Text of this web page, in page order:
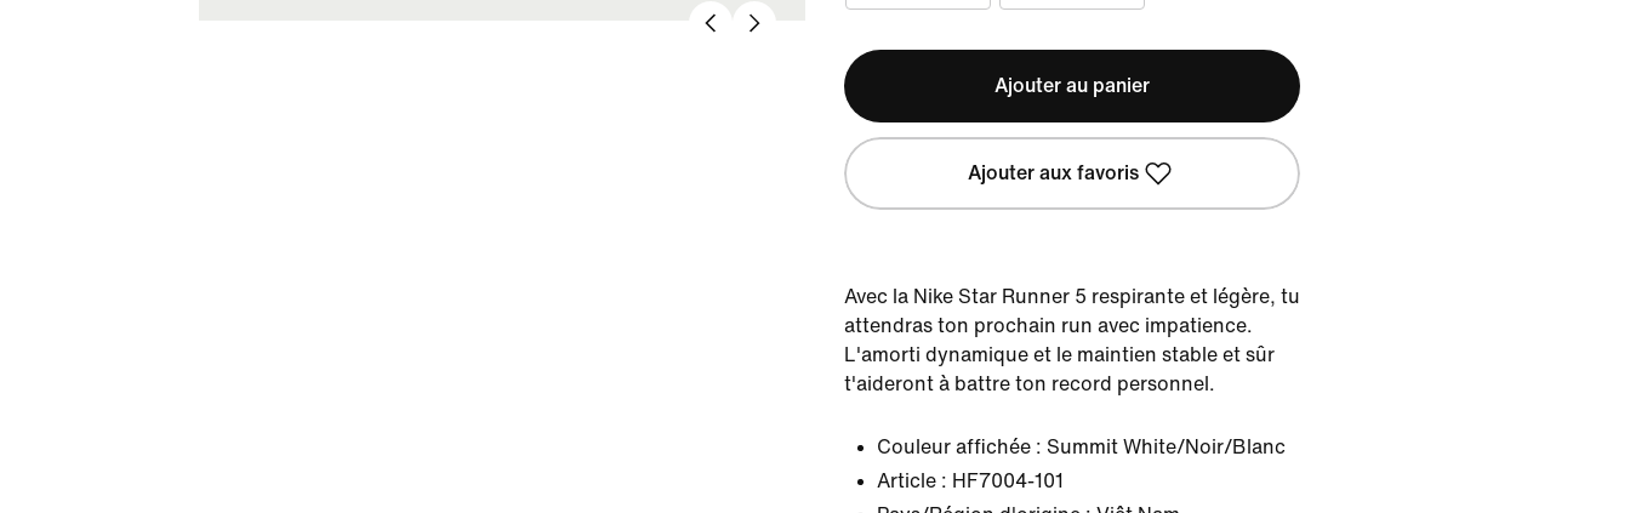
Ajouter au panier
Ajouter aux favoris
Avec la Nike Star Runner 5 respirante et légère, tu
attendras ton prochain run avec impatience.
L'amorti dynamique et le maintien stable et sûr
t'aideront à battre ton record personnel.
Couleur affichée : Summit White/Noir/Blanc
Article : HF7004-101